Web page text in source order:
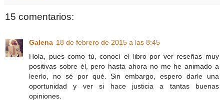
15 comentarios:
Galena 18 de febrero de 2015 a las 8:45
Hola, pues como tú, conocí el libro por ver reseñas muy
positivas sobre él, pero hasta ahora no me he animado a
leerlo, no sé por qué. Sin embargo, espero darle una
oportunidad y ver si hace justicia a tantas buenas
opiniones.